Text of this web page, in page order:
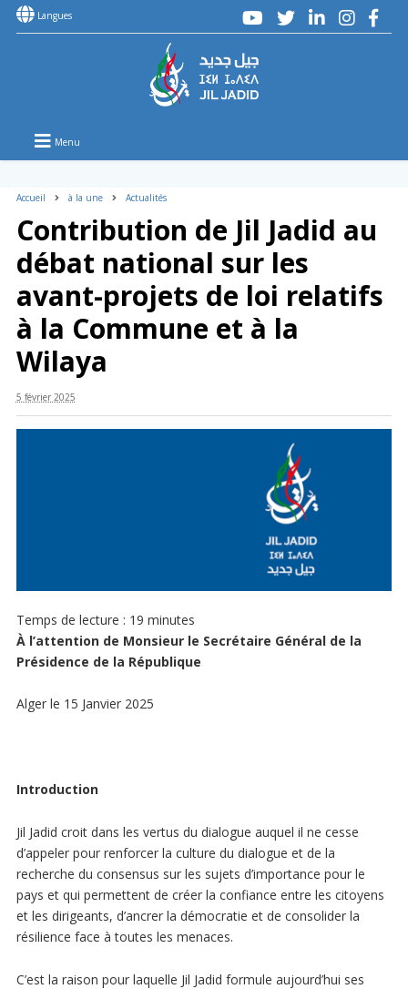
Langues
Menu
Accueil à la une Actualités
Contribution de Jil Jadid au
débat national sur les
avant-projets de loi relatifs
à la Commune et à la
Wilaya
5 février 2025
Temps de lecture : 19 minutes
À l’attention de Monsieur le Secrétaire Général de la
Présidence de la République
Alger le 15 Janvier 2025
Introduction
Jil Jadid croit dans les vertus du dialogue auquel il ne cesse
d’appeler pour renforcer la culture du dialogue et de la
recherche du consensus sur les sujets d’importance pour le
pays et qui permettent de créer la confiance entre les citoyens
et les dirigeants, d’ancrer la démocratie et de consolider la
résilience face à toutes les menaces.
C’est la raison pour laquelle Jil Jadid formule aujourd’hui ses